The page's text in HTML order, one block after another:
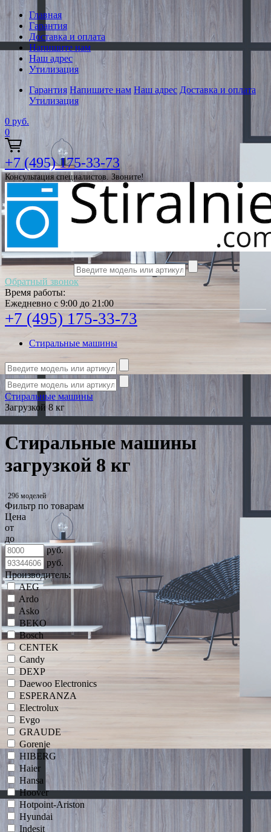
Главная
Гарантия
Доставка и оплата
Напишите нам
Наш адрес
Утилизация
Гарантия Напишите нам Наш адрес Доставка и оплата
Утилизация
0 руб.
0
+7 (495) 175-33-73
Консультация специалистов. Звоните!
Обратный звонок
Время работы:
Ежедневно с 9:00 до 21:00
+7 (495) 175-33-73
Стиральные машины
Стиральные машины
Загрузкой 8 кг
Стиральные машины
загрузкой 8 кг
296 моделей
Фильтр по товарам
Цена
от
до
руб.
руб.
Производитель:
AEG
Ardo
Asko
BEKO
Bosch
CENTEK
Candy
DEXP
Daewoo Electronics
ESPERANZA
Electrolux
Evgo
GRAUDE
Gorenje
HIBERG
Haier
Hansa
Hoover
Hotpoint-Ariston
Hyundai
Indesit